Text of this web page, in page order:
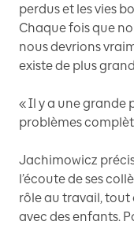
perdus et les vies
Chaque fois que
nous devrions
existe de plus
« Il y a une grande
problèmes
Jachimowicz
l’écoute de ses
rôle au travail, tout
avec des enfants.